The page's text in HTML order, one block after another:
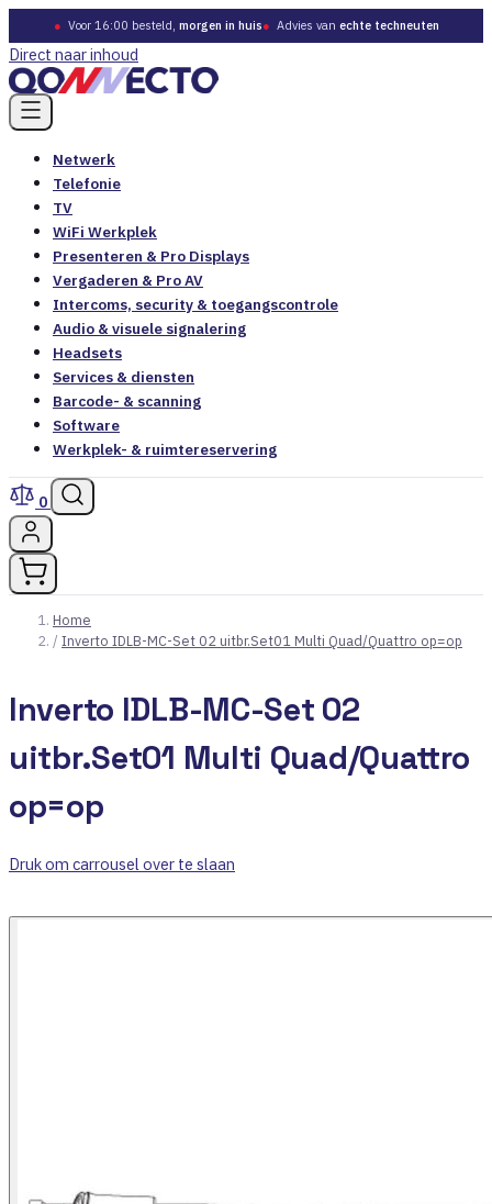
● Voor 16:00 besteld, morgen in huis● Advies van echte techneuten
Direct naar inhoud
Netwerk
Telefonie
TV
WiFi Werkplek
Presenteren & Pro Displays
Vergaderen & Pro AV
Intercoms, security & toegangscontrole
Audio & visuele signalering
Headsets
Services & diensten
Barcode- & scanning
Software
Werkplek- & ruimtereservering
0
Home
/ Inverto IDLB-MC-Set 02 uitbr.Set01 Multi Quad/Quattro op=op
Inverto IDLB-MC-Set 02
uitbr.Set01 Multi Quad/Quattro
op=op
Druk om carrousel over te slaan